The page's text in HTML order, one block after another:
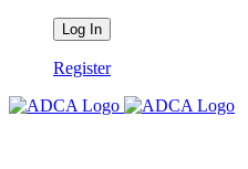
Register